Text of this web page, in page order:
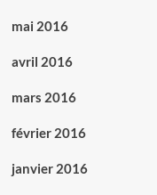
mai 2016
avril 2016
mars 2016
février 2016
janvier 2016